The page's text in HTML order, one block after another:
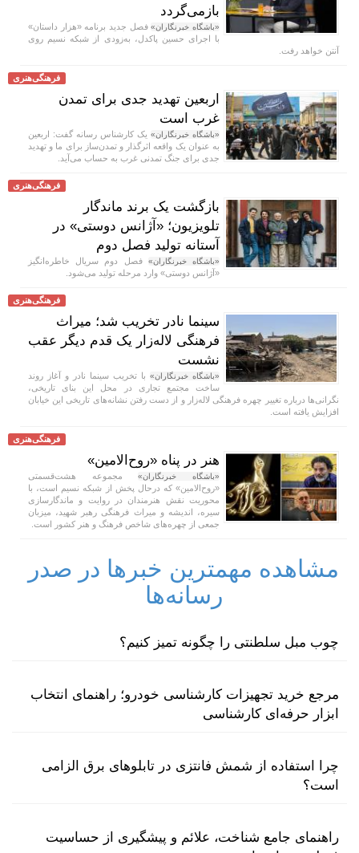
بازمی‌گردد
«باشگاه خبرنگاران»فصل جدید برنامه «هزار داستان»
با اجرای حسین پاکدل، به‌زودی از شبکه نسیم روی
آنتن خواهد رفت.
فرهنگی‌هنری
اربعین تهدید جدی برای تمدن
غرب است
«باشگاه خبرنگاران» یک کارشناس رسانه گفت: اربعین
به عنوان یک واقعه اثرگذار و تمدن‌ساز برای ما و تهدید
جدی برای جنگ تمدنی غرب به حساب می‌آید.
فرهنگی‌هنری
بازگشت یک برند ماندگار
تلویزیون؛ «آژانس دوستی» در
آستانه تولید فصل دوم
«باشگاه خبرنگاران» فصل دوم سریال خاطره‌انگیز
«آژانس دوستی» وارد مرحله تولید می‌شود.
فرهنگی‌هنری
سینما نادر تخریب شد؛ میراث
فرهنگی لاله‌زار یک قدم دیگر عقب
نشست
«باشگاه خبرنگاران» با تخریب سینما نادر و آغاز روند
ساخت مجتمع تجاری در محل این بنای تاریخی،
نگرانی‌ها درباره تغییر چهره فرهنگی لاله‌زار و از دست رفتن نشانه‌های تاریخی این خیابان
افزایش یافته است.
فرهنگی‌هنری
هنر در پناه «روح‌الامین»
«باشگاه خبرنگاران»مجموعه هشت‌قسمتی
«روح‌الامین» که درحال پخش از شبکه نسیم است، با
محوریت نقش هنرمندان در روایت و ماندگارسازی
سیره، اندیشه و میراث فرهنگی رهبر شهید، میزبان
جمعی از چهره‌های شاخص فرهنگ و هنر کشور است.
مشاهده مهمترین خبرها در صدر
رسانه‌ها
چوب مبل سلطنتی را چگونه تمیز کنیم؟
مرجع خرید تجهیزات کارشناسی خودرو؛ راهنمای انتخاب
ابزار حرفه‌ای کارشناسی
چرا استفاده از شمش فانتزی در تابلوهای برق الزامی
است؟
راهنمای جامع شناخت، علائم و پیشگیری از حساسیت